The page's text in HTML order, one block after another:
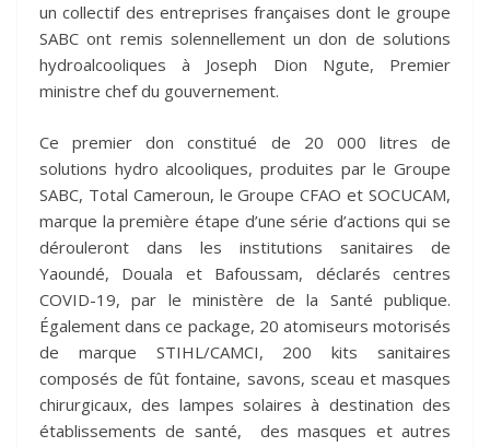
un collectif des entreprises françaises dont le groupe
SABC ont remis solennellement un don de solutions
hydroalcooliques à Joseph Dion Ngute, Premier
ministre chef du gouvernement.
Ce premier don constitué de 20 000 litres de
solutions hydro alcooliques, produites par le Groupe
SABC, Total Cameroun, le Groupe CFAO et SOCUCAM,
marque la première étape d’une série d’actions qui se
dérouleront dans les institutions sanitaires de
Yaoundé, Douala et Bafoussam, déclarés centres
COVID-19, par le ministère de la Santé publique.
Également dans ce package, 20 atomiseurs motorisés
de marque STIHL/CAMCI, 200 kits sanitaires
composés de fût fontaine, savons, sceau et masques
chirurgicaux, des lampes solaires à destination des
établissements de santé, des masques et autres